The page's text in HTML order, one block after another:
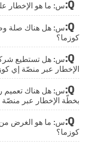
س: ما هو الإخطار
س: هل هناك صلة
كوزما؟
س: هل تستطيع شركة
الإخطار عبر منصّة إي
س: هل هناك تعميم
بخطّة الإخطار عبر منصّة
س: ما هو الغرض من
كوزما؟